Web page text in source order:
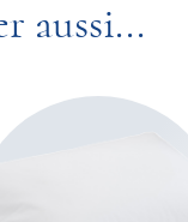
aussi...